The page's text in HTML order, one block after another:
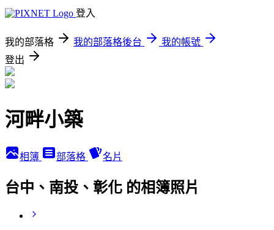
登入
我的部落格 我的部落格後台
我的帳號
登出
河畔小築
相簿 部落格 名片
台中、南投、彰化 的相簿照片